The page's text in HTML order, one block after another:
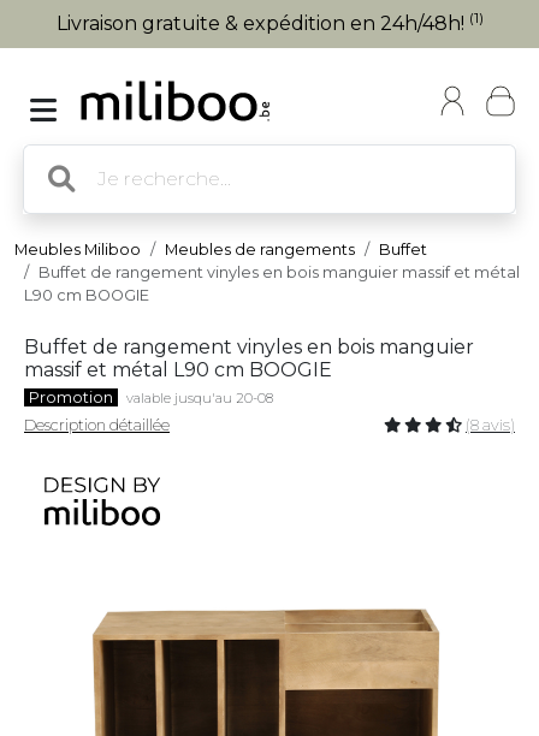
Livraison gratuite & expédition en 24h/48h! (1)
Meubles Miliboo Meubles de rangements
Buffet
Buffet de rangement vinyles en bois manguier massif et métal
L90 cm BOOGIE
Buffet de rangement vinyles en bois manguier
massif et métal L90 cm BOOGIE
Promotion valable jusqu'au 20-08
Description détaillée (8 avis)